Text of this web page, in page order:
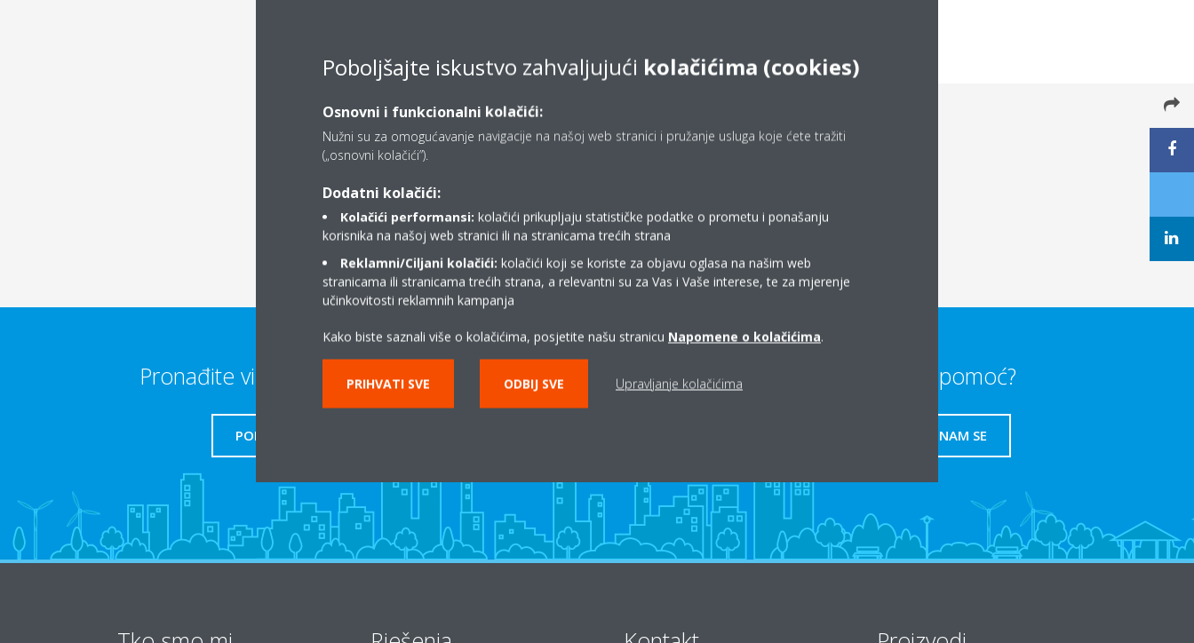
Sorry, we could not find any documents.
Pronađite više informacija
PODRŠKA
Gdje kupiti Daikin? Trebate li pomoć?
OBRATITE NAM SE
Poboljšajte iskustvo zahvaljujući kolačićima (cookies)
Osnovni i funkcionalni kolačići:
Nužni su za omogućavanje navigacije na našoj web stranici i pružanje usluga koje ćete tražiti
(„osnovni kolačići”).
Dodatni kolačići:
Kolačići performansi: kolačići prikupljaju statističke podatke o prometu i ponašanju
korisnika na našoj web stranici ili na stranicama trećih strana
Reklamni/Ciljani kolačići: kolačići koji se koriste za objavu oglasa na našim web
stranicama ili stranicama trećih strana, a relevantni su za Vas i Vaše interese, te za mjerenje
učinkovitosti reklamnih kampanja
Kako biste saznali više o kolačićima, posjetite našu stranicu Napomene o kolačićima.
PRIHVATI SVE ODBIJ SVE Upravljanje kolačićima